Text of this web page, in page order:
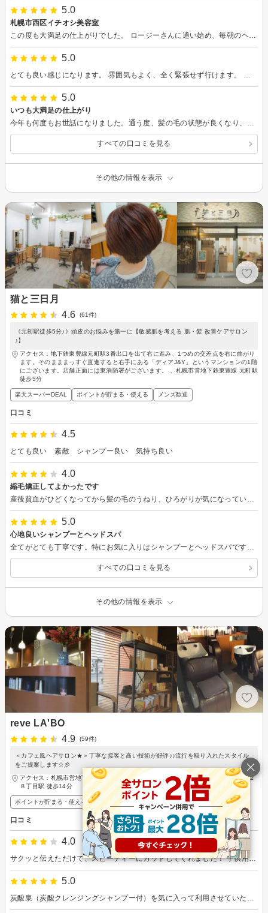
5.0
札幌市西区イチオシ美容室
この度も大満足の仕上がりでした。 ロージーさんに通い始め、毎朝のヘアセットがとても楽になりました。今回は1年振りの縮毛矯正。ツヤツヤツルツルサラサラに。個人差はあるかもしれませんが、とても長持ち。 美容室、どこに行こうか迷っている方におすすめしたいイチオシのお店です。
5.0
とても良い感じになります。 雰囲気もよく、全く緊張せず行けます。 毎回満足します
5.0
いつも大満足の仕上がり
今年も何度もお世話になりました。通う度、髪の毛の状態が良くなり、伸びてきてもお気に入りスタイル維持されていて…美容師さんの技術にいつも感動しています。
すべての口コミを見る
その他の情報を表示
猫と三日月
4.6
(61件)
《元町駅徒歩5分♪》頭皮のお悩みを第一に【敏感肌を考える 肌・髪 改善ケアサロン
♪】
アクセス：地下鉄東豊線元町駅3番出口を出て右に進み、1つめの交差点を右に曲がり
ます。そのまままっすぐ直進すると右手にある「ディアJ&Y」というマンションの1階
にございます。店舗正面には東消防署がございます。 、札幌市営地下鉄東豊線 元町駅
徒歩5分
楽天スーパーDEAL ポイントが貯まる・使える メンズ歓迎
口コミ
4.5
とても良い 素敵 シャンプー良い 気持ち良い
4.0
縮毛矯正してよかったです
産後貧血がひどくなってから髪の毛のうねり、ひろがりが気になっていたので、縮毛矯正をうけました。 結果は大満足でした。毎朝の支度時間が短くなりました！ 昔、カラーやパーマ液で頭近くの皮膚が剥けたりすることもあったんですが、こちらの薬剤は全く問題なかったです。 実家で猫を飼っていて、今は飼えない状況なんですが、美容師さん宅の猫ちゃんのお話きけたのも楽しかったです。
5.0
心地良いシャンプーとヘッドスパ
全てがとても丁寧です。特にお気に入りはシャンプーとヘッドスパです。シャンプーがすでにヘッドスパのように丁寧で気持ち良いです。ヘッドスパは疲れた頭皮に心地良く、いつの間にか意識が遠のいていました。
すべての口コミを見る
その他の情報を表示
reve LA'BO
4.9
(59件)
＜カフェ風ヘアサロン★＞丁寧な接客と高い技術が好評♪♪流行を取り入れたスタイル
をご提案します☆彡
アクセス：札幌市営地下鉄東西線 円山公園駅 徒歩17分、札幌市営地下鉄東西線 西２
８丁目駅 徒歩14分
ポイントが貯まる・使える メンズ歓迎
口コミ
4.0
サクッと伝えただけで、スピーディーにカットしてくれました！ 子供用の椅子がハンドル付きで可愛く、子供が喜んで、施術中はタブレットで動画を見せてくれるので大人しく見ているとあっという間に終わりました！ 子供もママも大満足でした！
5.0
炭酸泉（炭酸クレンジングシャンプー付）を気に入って利用させていただいてます。